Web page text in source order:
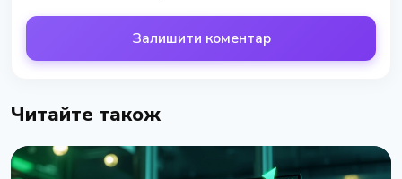
Залишити коментар
Читайте також